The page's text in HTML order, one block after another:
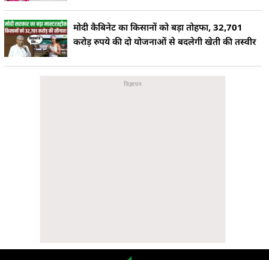
मोदी कैबिनेट का किसानों को बड़ा तोहफा, 32,701
करोड़ रुपये की दो योजनाओं से बदलेगी खेती की तस्वीर